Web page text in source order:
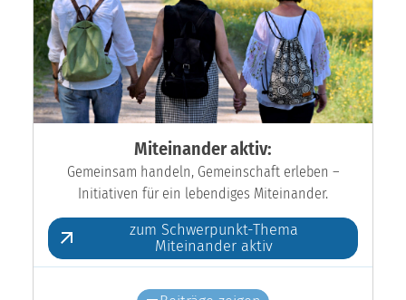
Miteinander aktiv:
Gemeinsam handeln, Gemeinschaft erleben –
Initiativen für ein lebendiges Miteinander.
zum Schwerpunkt-Thema
Miteinander aktiv